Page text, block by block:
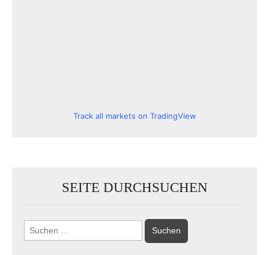
Track all markets on TradingView
SEITE DURCHSUCHEN
Suchen
nach: